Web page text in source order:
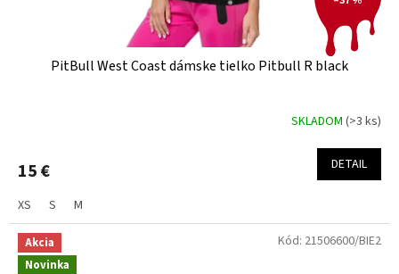
PitBull West Coast dámske tielko Pitbull R black
SKLADOM (>3 ks)
15 € DETAIL
XS S M
Akcia
Novinka
Kód: 21506600/BIE2